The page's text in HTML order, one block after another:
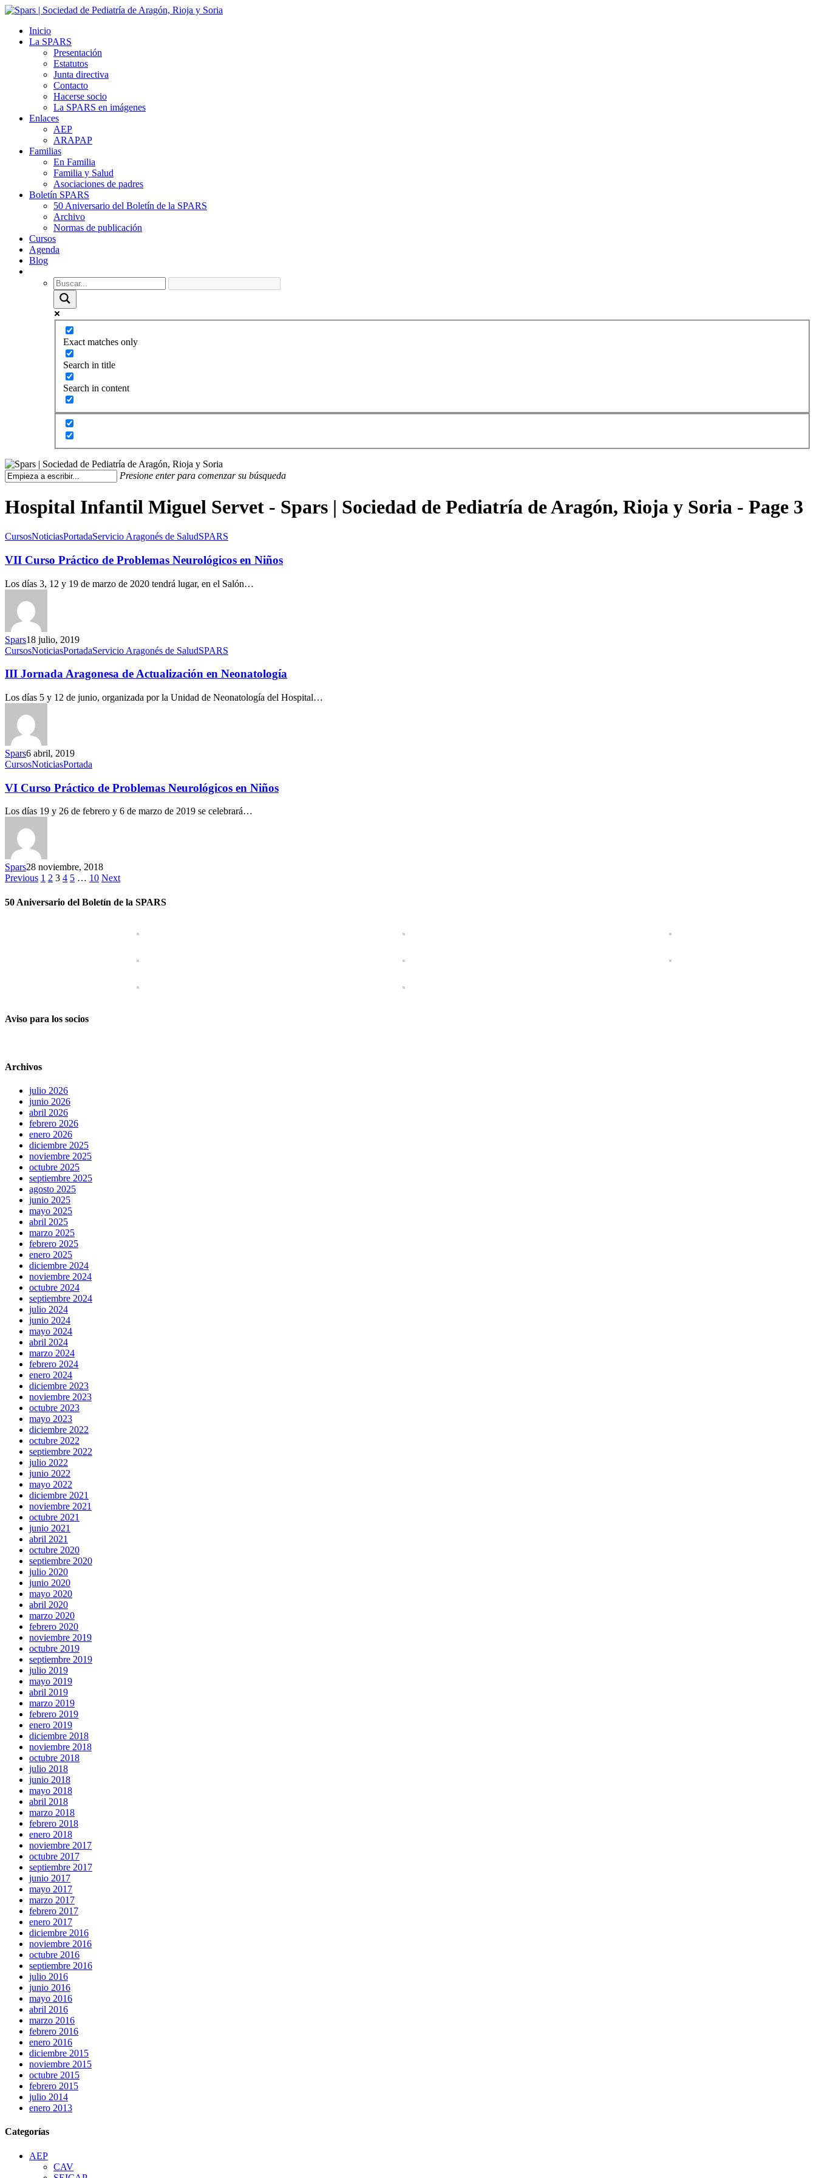
Inicio
La SPARS
Presentación
Estatutos
Junta directiva
Contacto
Hacerse socio
La SPARS en imágenes
Enlaces
AEP
ARAPAP
Familias
En Familia
Familia y Salud
Asociaciones de padres
Boletín SPARS
50 Aniversario del Boletín de la SPARS
Archivo
Normas de publicación
Cursos
Agenda
Blog
Exact matches only
Search in title
Search in content
Presione enter para comenzar su búsqueda
Hospital Infantil Miguel Servet - Spars | Sociedad de Pediatría de Aragón, Rioja y Soria - Page 3
CursosNoticiasPortadaServicio Aragonés de SaludSPARS
VII Curso Práctico de Problemas Neurológicos en Niños
Los días 3, 12 y 19 de marzo de 2020 tendrá lugar, en el Salón…
Spars18 julio, 2019
CursosNoticiasPortadaServicio Aragonés de SaludSPARS
III Jornada Aragonesa de Actualización en Neonatología
Los días 5 y 12 de junio, organizada por la Unidad de Neonatología del Hospital…
Spars6 abril, 2019
CursosNoticiasPortada
VI Curso Práctico de Problemas Neurológicos en Niños
Los días 19 y 26 de febrero y 6 de marzo de 2019 se celebrará…
Spars28 noviembre, 2018
Previous 1 2 3 4 5 … 10 Next
50 Aniversario del Boletín de la SPARS
Aviso para los socios
Archivos
julio 2026
junio 2026
abril 2026
febrero 2026
enero 2026
diciembre 2025
noviembre 2025
octubre 2025
septiembre 2025
agosto 2025
junio 2025
mayo 2025
abril 2025
marzo 2025
febrero 2025
enero 2025
diciembre 2024
noviembre 2024
octubre 2024
septiembre 2024
julio 2024
junio 2024
mayo 2024
abril 2024
marzo 2024
febrero 2024
enero 2024
diciembre 2023
noviembre 2023
octubre 2023
mayo 2023
diciembre 2022
octubre 2022
septiembre 2022
julio 2022
junio 2022
mayo 2022
diciembre 2021
noviembre 2021
octubre 2021
junio 2021
abril 2021
octubre 2020
septiembre 2020
julio 2020
junio 2020
mayo 2020
abril 2020
marzo 2020
febrero 2020
noviembre 2019
octubre 2019
septiembre 2019
julio 2019
mayo 2019
abril 2019
marzo 2019
febrero 2019
enero 2019
diciembre 2018
noviembre 2018
octubre 2018
julio 2018
junio 2018
mayo 2018
abril 2018
marzo 2018
febrero 2018
enero 2018
noviembre 2017
octubre 2017
septiembre 2017
junio 2017
mayo 2017
marzo 2017
febrero 2017
enero 2017
diciembre 2016
noviembre 2016
octubre 2016
septiembre 2016
julio 2016
junio 2016
mayo 2016
abril 2016
marzo 2016
febrero 2016
enero 2016
diciembre 2015
noviembre 2015
octubre 2015
febrero 2015
julio 2014
enero 2013
Categorías
AEP
CAV